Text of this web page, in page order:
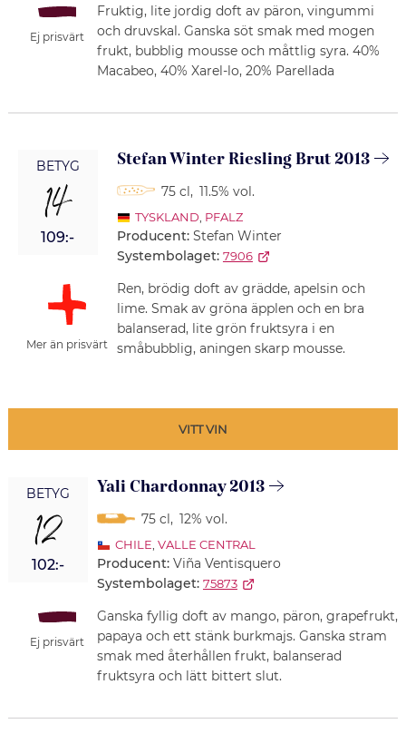
Ej prisvärt
Fruktig, lite jordig doft av päron, vingummi
och druvskal. Ganska söt smak med mogen
frukt, bubblig mousse och måttlig syra. 40%
Macabeo, 40% Xarel-lo, 20% Parellada
BETYG
14
109:-
Mer än prisvärt
Stefan Winter Riesling Brut 2013
75 cl, 11.5% vol.
TYSKLAND PFALZ
Producent: Stefan Winter
Systembolaget: 7906
Ren, brödig doft av grädde, apelsin och
lime. Smak av gröna äpplen och en bra
balanserad, lite grön fruktsyra i en
småbubblig, aningen skarp mousse.
VITT VIN
BETYG
12
102:-
Ej prisvärt
Yali Chardonnay 2013
75 cl, 12% vol.
CHILE VALLE CENTRAL
Producent: Viña Ventisquero
Systembolaget: 75873
Ganska fyllig doft av mango, päron, grapefrukt,
papaya och ett stänk burkmajs. Ganska stram
smak med återhållen frukt, balanserad
fruktsyra och lätt bittert slut.